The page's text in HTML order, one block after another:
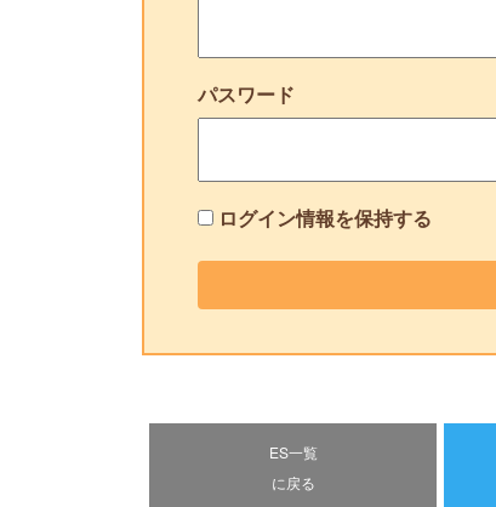
パスワード
ログイン情報を保持する
ES一覧
に戻る